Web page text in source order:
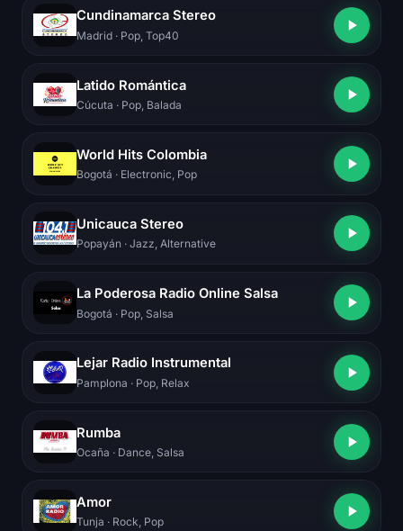
Cundinamarca Stereo
Madrid · Pop, Top40
Latido Romántica
Cúcuta · Pop, Balada
World Hits Colombia
Bogotá · Electronic, Pop
Unicauca Stereo
Popayán · Jazz, Alternative
La Poderosa Radio Online Salsa
Bogotá · Pop, Salsa
Lejar Radio Instrumental
Pamplona · Pop, Relax
Rumba
Ocaña · Dance, Salsa
Amor
Tunja · Rock, Pop